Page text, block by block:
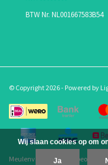
BTW Nr. NL001667583B54
© Copyright 2026 - Powered by
Meulenveld.com
Wij slaan cookies op om
Ja